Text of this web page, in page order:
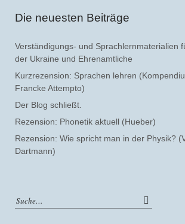
Die neuesten Beiträge
Verständigungs- und Sprachlernmaterialien
der Ukraine und Ehrenamtliche
Kurzrezension: Sprachen lehren
Francke Attempto)
Der Blog schließt.
Rezension: Phonetik aktuell (Hueber)
Rezension: Wie spricht man in der Physik?
Dartmann)